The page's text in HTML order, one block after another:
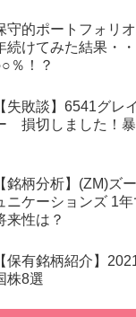
守的ポートフォリ
続けてみた結果・
％！？
【失敗談】6541グレ
損切しました！暴
【銘柄分析】(ZM)ズ
ニケーションズ 1年
来性は？
【保有銘柄紹介】
株8選